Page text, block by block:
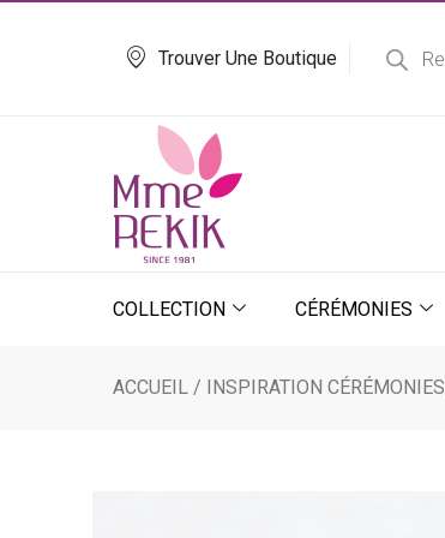
Trouver Une Boutique
produits
COLLECTION CÉRÉMONIES
ACCUEIL / INSPIRATION CÉRÉMONIES